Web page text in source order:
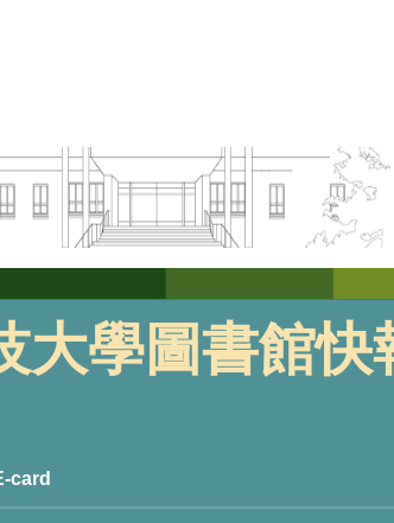
大學圖書館快
card